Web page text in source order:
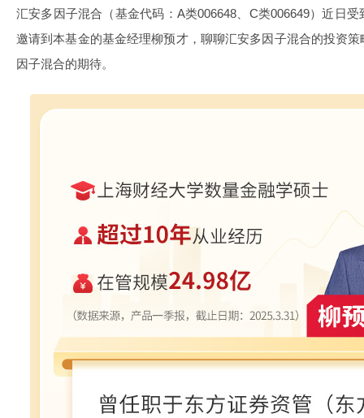
汇安多因子混合（基金代码：A类006648、C类006649）近日
邀请到本基金的基金经理柳预才，聊聊汇安多因子混合的投资
因子混合的期待。